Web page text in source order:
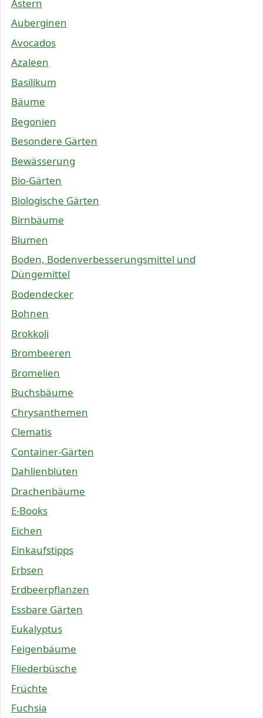
Astern
Auberginen
Avocados
Azaleen
Basilikum
Bäume
Begonien
Besondere Gärten
Bewässerung
Bio-Gärten
Biologische Gärten
Birnbäume
Blumen
Boden, Bodenverbesserungsmittel und
Düngemittel
Bodendecker
Bohnen
Brokkoli
Brombeeren
Bromelien
Buchsbäume
Chrysanthemen
Clematis
Container-Gärten
Dahlienblüten
Drachenbäume
E-Books
Eichen
Einkaufstipps
Erbsen
Erdbeerpflanzen
Essbare Gärten
Eukalyptus
Feigenbäume
Fliederbüsche
Früchte
Fuchsia